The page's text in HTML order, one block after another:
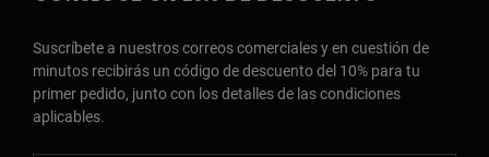
Suscríbete a nuestros correos comerciales y en cuestión de
minutos recibirás un código de descuento del 10% para tu
primer pedido, junto con los detalles de las condiciones
aplicables.